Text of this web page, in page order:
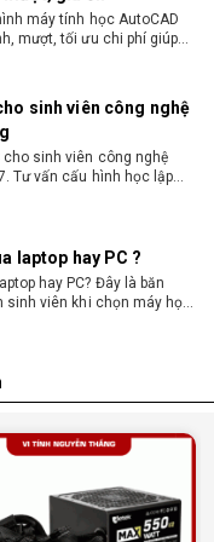
cho sinh viên công nghệ
Tư vấn cấu hình học lập
laptop hay PC ?
hay PC? Đây là băn
viên khi chọn máy học
để chọn thiết bị chuẩn
triệu phù hợp ngành
phá cách chọn cấu hình,
sinh viên dưới 15 triệu
viên dưới 15 triệu mượt
gợi ý các thương hiệu
đồ họa tại Đồng Nai theo